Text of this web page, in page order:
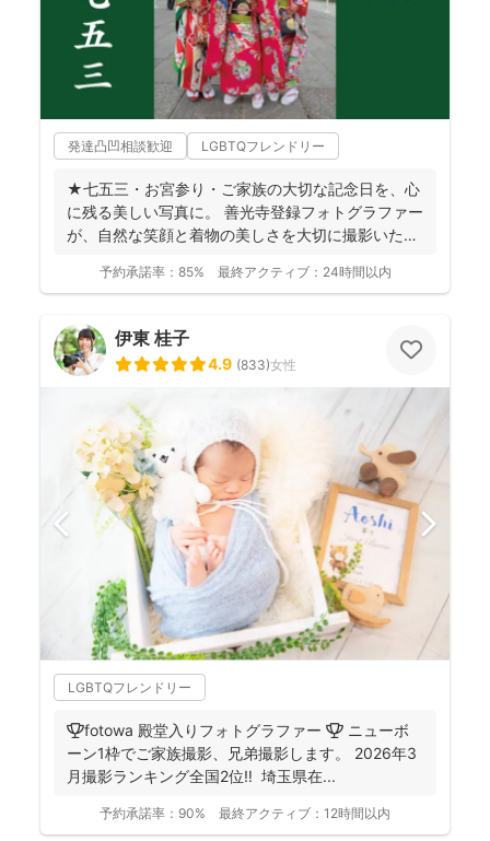
発達凸凹相談歓迎 LGBTQフレンドリー
★七五三・お宮参り・ご家族の大切な記念日を、心
に残る美しい写真に。 善光寺登録フォトグラファー
が、自然な笑顔と着物の美しさを大切に撮影いたし
予約承諾率： 85% 最終アクティブ： 24時間以内
伊東 桂子
4.9 (833)女性
LGBTQフレンドリー
🏆fotowa 殿堂入りフォトグラファー 🏆 ニューボ
ーン1枠でご家族撮影、兄弟撮影します。 2026年3
月撮影ランキング全国2位‼️ 埼玉県在...
予約承諾率： 90% 最終アクティブ： 12時間以内